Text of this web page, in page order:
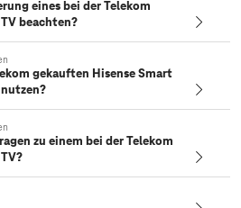
eines bei der Telekom
beachten?
gekauften Hisense Smart
zu einem bei der Telekom